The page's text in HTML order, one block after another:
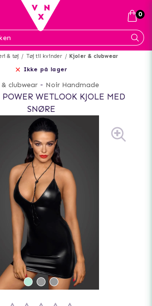
& tøj Tøj til kvinder Kjoler & clubwear
Ikke på lager
& clubwear - Noir Handmade
WETLOOK KJOLE MED
SNØRE
0